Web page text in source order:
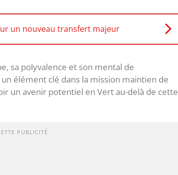
un nouveau transfert majeur
sa polyvalence et son mental de
élément clé dans la mission maintien de
un avenir potentiel en Vert au-delà de cette
PUBLICITÉ